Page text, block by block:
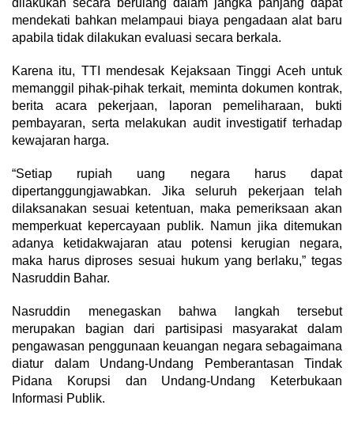
dilakukan secara berulang dalam jangka panjang dapat
mendekati bahkan melampaui biaya pengadaan alat baru
apabila tidak dilakukan evaluasi secara berkala.
Karena itu, TTI mendesak Kejaksaan Tinggi Aceh untuk
memanggil pihak-pihak terkait, meminta dokumen kontrak,
berita acara pekerjaan, laporan pemeliharaan, bukti
pembayaran, serta melakukan audit investigatif terhadap
kewajaran harga.
“Setiap rupiah uang negara harus dapat
dipertanggungjawabkan. Jika seluruh pekerjaan telah
dilaksanakan sesuai ketentuan, maka pemeriksaan akan
memperkuat kepercayaan publik. Namun jika ditemukan
adanya ketidakwajaran atau potensi kerugian negara,
maka harus diproses sesuai hukum yang berlaku,” tegas
Nasruddin Bahar.
Nasruddin menegaskan bahwa langkah tersebut
merupakan bagian dari partisipasi masyarakat dalam
pengawasan penggunaan keuangan negara sebagaimana
diatur dalam Undang-Undang Pemberantasan Tindak
Pidana Korupsi dan Undang-Undang Keterbukaan
Informasi Publik.